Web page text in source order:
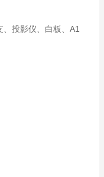
投影仪、白板、A1